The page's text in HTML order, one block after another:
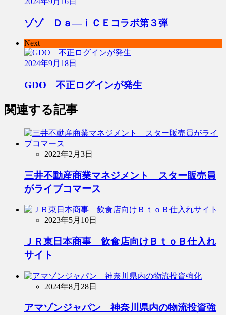
ゾゾ Ｄａ―ⅰＣＥコラボ第３弾
Next
2024年9月18日
GDO 不正ログインが発生
関連する記事
2022年2月3日
三井不動産商業マネジメント スター販売員
がライブコマース
2023年5月10日
ＪＲ東日本商事 飲食店向けＢｔｏＢ仕入れ
サイト
2024年8月28日
アマゾンジャパン 神奈川県内の物流投資強